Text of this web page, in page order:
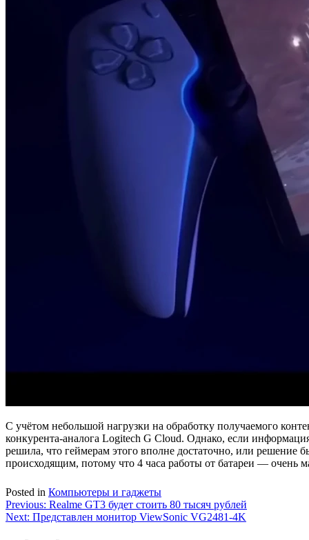
С учётом небольшой нагрузки на обработку получаемого
конкурента-аналога Logitech G Cloud. Однако, если
решила, что геймерам этого вполне достаточно, или
происходящим, потому что 4 часа работы от батареи — очень
Posted in Компьютеры и гаджеты
Навигация
по
Previous: Realme GT3 будет стоить 80 тысяч рублей
Next: Представлен монитор ViewSonic VG2481-4K